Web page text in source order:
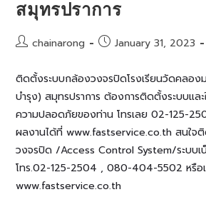
สมุทรปราการ
Postchainarong
PostJanuary 31, 2023
ติดตั้งระบบกล้องวงจรปิดโรงเรียนวัดคล
บำรุง) สมุทรปราการ ต้องการติดตั้งระบบแล
ความปลอดภัยของท่าน โทรเลย 02-125-
ผลงานได้ที่ www.fastservice.co.th สนใจ
วงจรปิด /Access Control System/ระบบเ
โทร.02-125-2504 , 080-404-5502 หรือเ
www.fastservice.co.th